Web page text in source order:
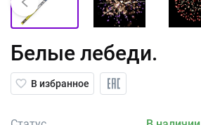
Белые лебеди.
В избранное